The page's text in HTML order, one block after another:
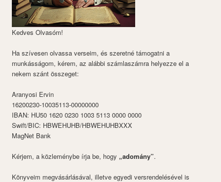
Kedves Olvasóm!
Ha szívesen olvassa verseim, és szeretné támogatni a
munkásságom, kérem, az alábbi számlaszámra helyezze el a
nekem szánt összeget:
Aranyosi Ervin
16200230-10035113-00000000
IBAN: HU50 1620 0230 1003 5113 0000 0000
Swift/BIC: HBWEHUHB/HBWEHUHBXXX
MagNet Bank
Kérjem, a közleménybe írja be, hogy „adomány”.
Könyveim megvásárlásával, illetve egyedi versrendelésével is